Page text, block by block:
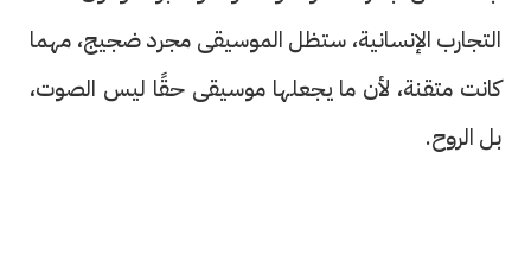
التجارب الإنسانية، ستظل الموسيقى مجرد ضجيج، مهما
كانت متقنة، لأن ما يجعلها موسيقى حقًا ليس الصوت،
بل الروح.